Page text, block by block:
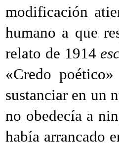
modificación
humano a que
relato de 1914
«Credo poético»
sustanciar en un
no obedecía a
había arrancado